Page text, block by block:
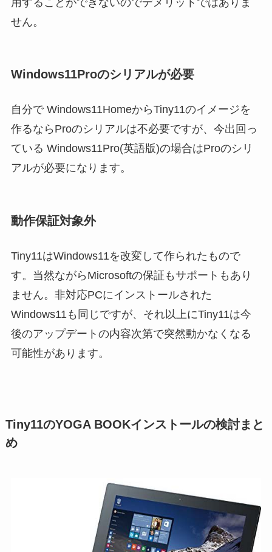
せん。
Windows11Proのシリアルが必要
自分で Windows11HomeからTiny11のイメージを
作るならProのシリアルは不必要ですが、今出回っ
ている Windows11Pro(英語版)の場合はProのシリ
アルが必要になります。
動作保証対象外
Tiny11はWindows11を改変して作られたもので
す。当然ながらMicrosoftの保証もサポートもあり
ません。非対応PCにインストールされた
Windows11も同じですが、それ以上にTiny11は今
後のアップデートの内容次第で突然動かなくなる
可能性があります。
Tiny11のYOGA BOOKインストールの検討まと
め